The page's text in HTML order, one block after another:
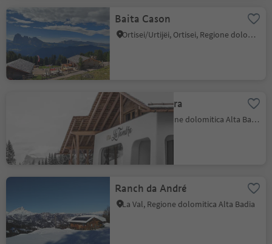
Baita Cason
Ortisei/Urtijëi, Ortisei, Regione dolomitica Val Gardena
Ütia la Tambra
Corvara, Regione dolomitica Alta Badia
Ranch da André
La Val, Regione dolomitica Alta Badia